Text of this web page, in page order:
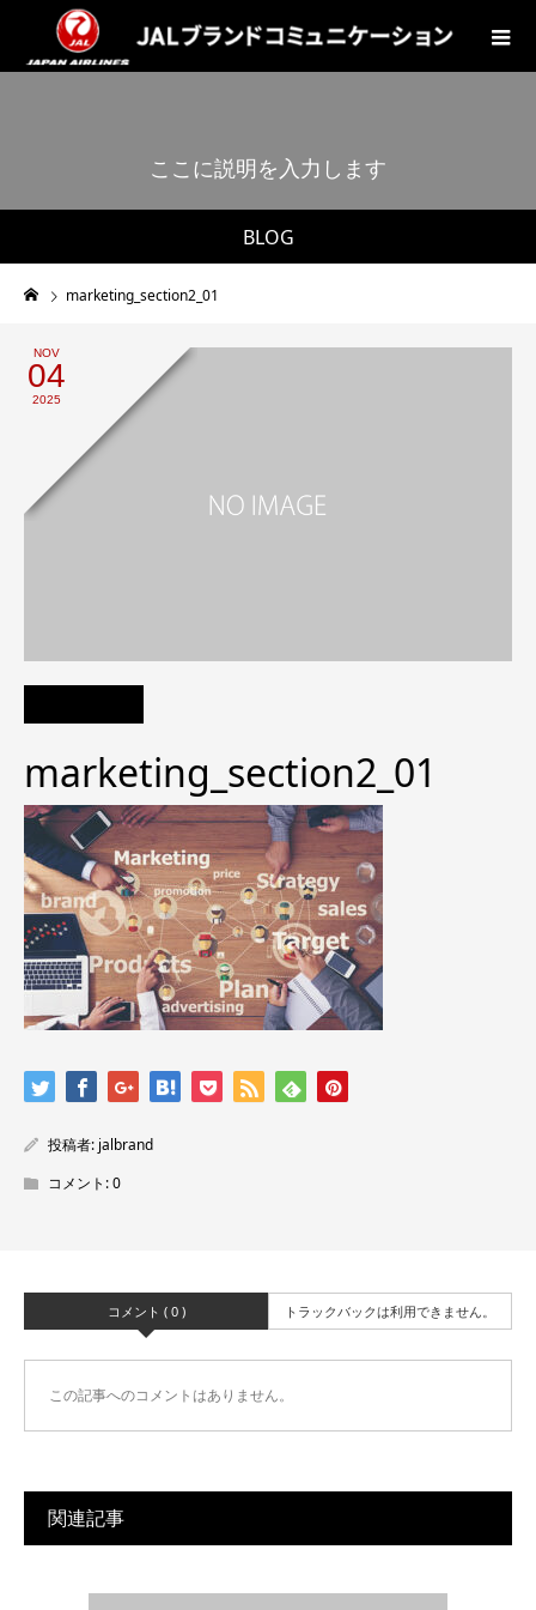
BLOG
ここに説明を入力し ます。
marketing_section2_01
NOV
04
2025
marketing_section2_01
投稿者: jalbrand
コメント:0
コメント ( 0 ) トラックバックは利用できません。
この記事へのコメントはありません。
関連記事